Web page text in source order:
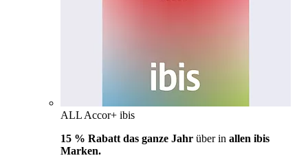
ALL Accor+ ibis
15 % Rabatt das ganze Jahr über in allen ibis
Marken.